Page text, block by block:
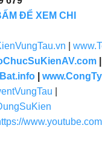
ĐỂ XEM CHI